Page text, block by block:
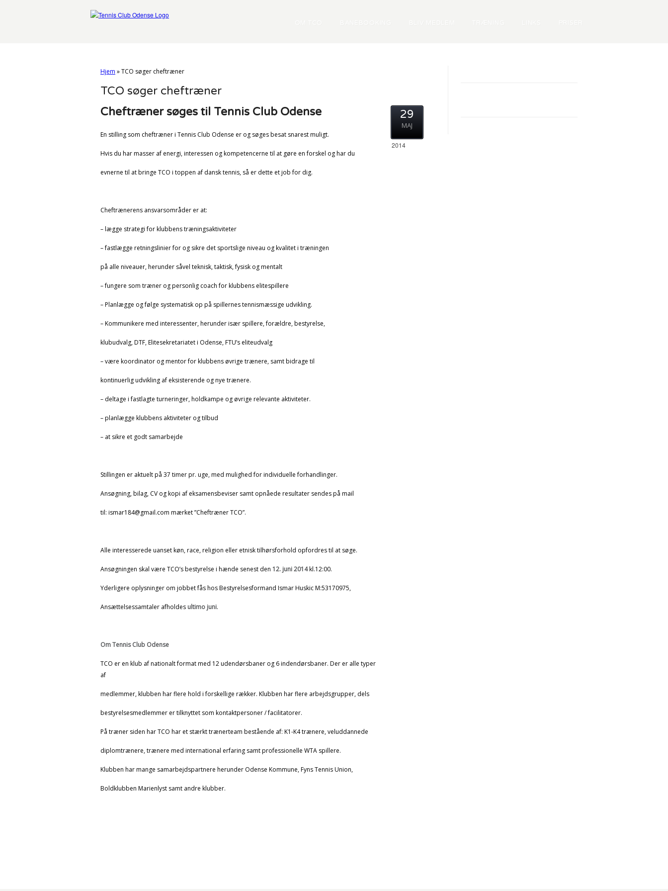
Hjem »TCO søger cheftræner
TCO søger cheftræner
Cheftræner søges til Tennis Club Odense
En stilling som cheftræner i Tennis Club Odense er og søges besat snarest muligt.
Hvis du har masser af energi, interessen og kompetencerne til at gøre en forskel og har du
evnerne til at bringe TCO i toppen af dansk tennis, så er dette et job for dig.
Cheftrænerens ansvarsområder er at:
– lægge strategi for klubbens træningsaktiviteter
– fastlægge retningslinier for og sikre det sportslige niveau og kvalitet i træningen
på alle niveauer, herunder såvel teknisk, taktisk, fysisk og mentalt
– fungere som træner og personlig coach for klubbens elitespillere
– Planlægge og følge systematisk op på spillernes tennismæssige udvikling.
– Kommunikere med interessenter, herunder især spillere, forældre, bestyrelse,
klubudvalg, DTF, Elitesekretariatet i Odense, FTU’s eliteudvalg
– være koordinator og mentor for klubbens øvrige trænere, samt bidrage til
kontinuerlig udvikling af eksisterende og nye trænere.
– deltage i fastlagte turneringer, holdkampe og øvrige relevante aktiviteter.
– planlægge klubbens aktiviteter og tilbud
– at sikre et godt samarbejde
Stillingen er aktuelt på 37 timer pr. uge, med mulighed for individuelle forhandlinger.
Ansøgning, bilag, CV og kopi af eksamensbeviser samt opnåede resultater sendes på mail
til: ismar184@gmail.com mærket ”Cheftræner TCO”.
Alle interesserede uanset køn, race, religion eller etnisk tilhørsforhold opfordres til at søge.
Ansøgningen skal være TCO’s bestyrelse i hænde senest den 12. juni 2014kl.12:00.
Yderligere oplysninger om jobbet fås hos Bestyrelsesformand Ismar Huskic M:53170975,
Ansættelsessamtaler afholdes ultimo juni.
Om Tennis Club Odense
TCO er en klub af nationalt format med 12 udendørsbaner og 6 indendørsbaner. Der er alle typer
af
medlemmer, klubben har flere hold i forskellige rækker. Klubben har flere arbejdsgrupper, dels
bestyrelsesmedlemmer er tilknyttet som kontaktpersoner / facilitatorer.
På træner siden har TCO har et stærkt trænerteam bestående af: K1-K4 trænere, veluddannede
diplomtrænere, trænere med international erfaring samt professionelle WTA spillere.
Klubben har mange samarbejdspartnere herunder Odense Kommune, Fyns Tennis Union,
Boldklubben Marienlyst samt andre klubber.
29
MAJ
2014